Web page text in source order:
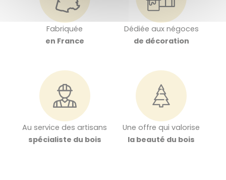
Fabriquée
en France
Au service des artisans
spécialiste du bois
Dédiée aux négoces
de décoration
Une offre qui valorise
la beauté du bois